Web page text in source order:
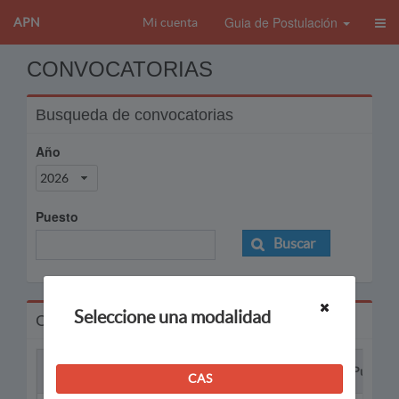
APN Mi cuenta Guia de Postulación
CONVOCATORIAS
Busqueda de convocatorias
Año
2026
Puesto
Buscar
Convocatorias
Puesto
Seleccione una modalidad
CAS